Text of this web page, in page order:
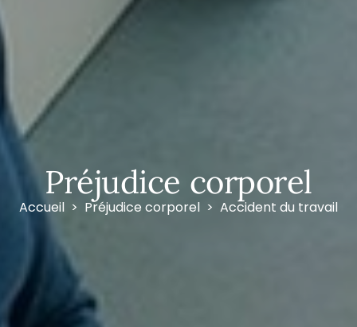
Préjudice corporel
Accueil Préjudice corporel Accident du travail